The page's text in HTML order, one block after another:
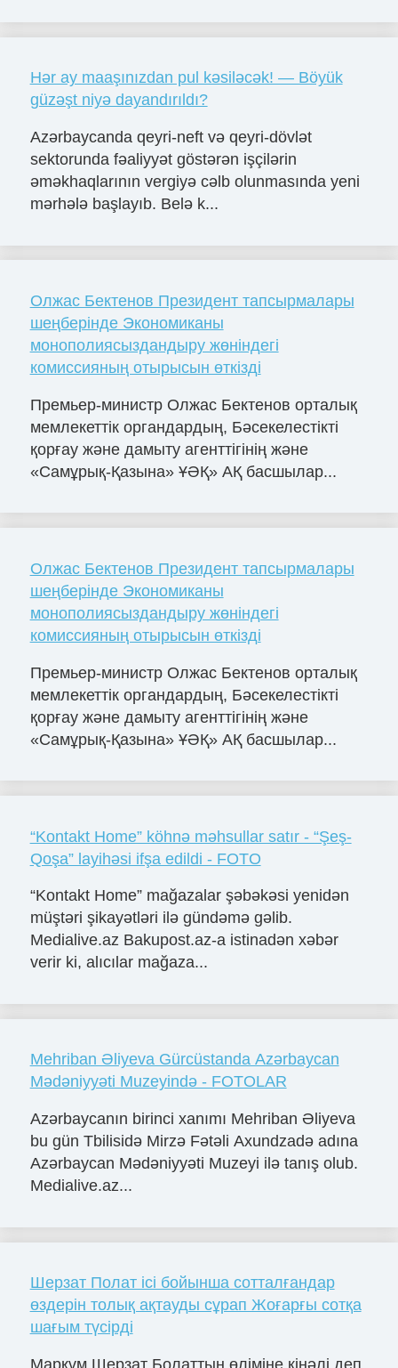
Hər ay maaşınızdan pul kəsiləcək! — Böyük
güzəşt niyə dayandırıldı?
Azərbaycanda qeyri-neft və qeyri-dövlət
sektorunda fəaliyyət göstərən işçilərin
əməkhaqlarının vergiyə cəlb olunmasında yeni
mərhələ başlayıb. Belə k...
Олжас Бектенов Президент тапсырмалары
шеңберінде Экономиканы
монополиясыздандыру жөніндегі
комиссияның отырысын өткізді
Премьер-министр Олжас Бектенов орталық
мемлекеттік органдардың, Бәсекелестікті
қорғау және дамыту агенттігінің және
«Самұрық-Қазына» ҰӘҚ» АҚ басшылар...
Олжас Бектенов Президент тапсырмалары
шеңберінде Экономиканы
монополиясыздандыру жөніндегі
комиссияның отырысын өткізді
Премьер-министр Олжас Бектенов орталық
мемлекеттік органдардың, Бәсекелестікті
қорғау және дамыту агенттігінің және
«Самұрық-Қазына» ҰӘҚ» АҚ басшылар...
“Kontakt Home” köhnə məhsullar satır - “Şeş-
Qoşa” layihəsi ifşa edildi - FOTO
“Kontakt Home” mağazalar şəbəkəsi yenidən
müştəri şikayətləri ilə gündəmə gəlib.
Medialive.az Bakupost.az-a istinadən xəbər
verir ki, alıcılar mağaza...
Mehriban Əliyeva Gürcüstanda Azərbaycan
Mədəniyyəti Muzeyində - FOTOLAR
Azərbaycanın birinci xanımı Mehriban Əliyeva
bu gün Tbilisidə Mirzə Fətəli Axundzadə adına
Azərbaycan Mədəniyyəti Muzeyi ilə tanış olub.
Medialive.az...
Шерзат Полат ісі бойынша сотталғандар
өздерін толық ақтауды сұрап Жоғарғы сотқа
шағым түсірді
Марқұм Шерзат Болаттың өліміне кінәлі деп